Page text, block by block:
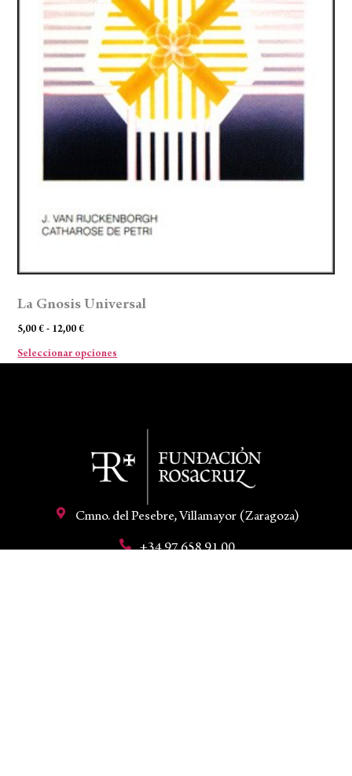
La Gnosis Universal
5,00€ - 12,00€
Seleccionar opciones
Cmno. del Pesebre, Villamayor (Zaragoza)
+34 97 658 91 00